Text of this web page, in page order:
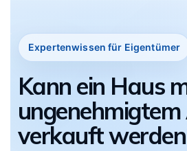
Expertenwissen für Eigentümer
Kann ein Haus
verkauft